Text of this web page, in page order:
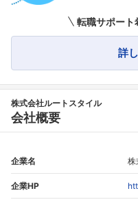
転職サポート
詳
株式会社ルートスタイル
会社概要
企業名 株
企業HP